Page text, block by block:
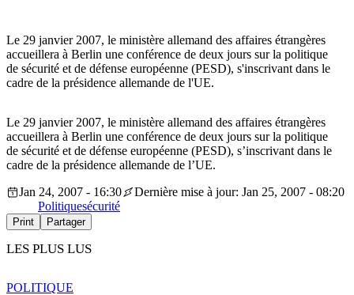
Le 29 janvier 2007, le ministère allemand des affaires étrangères
accueillera à Berlin une conférence de deux jours sur la politique
de sécurité et de défense européenne (PESD), s'inscrivant dans le
cadre de la présidence allemande de l'UE.
Le 29 janvier 2007, le ministère allemand des affaires étrangères
accueillera à Berlin une conférence de deux jours sur la politique
de sécurité et de défense européenne (PESD), s’inscrivant dans le
cadre de la présidence allemande de l’UE.
Jan 24, 2007 - 16:30
Dernière mise à jour: Jan 25, 2007 - 08:20
Politiquesécurité
Print Partager
LES PLUS LUS
POLITIQUE